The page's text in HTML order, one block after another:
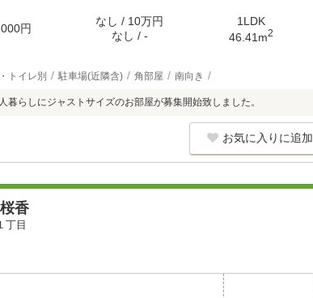
円
なし / 10万円
なし / -
1LDK
46.41m2
トイレ別 駐車場(近隣含) 角部屋 南向き
暮らしにジャストサイズのお部屋が募集開始致しました。
お気に入りに追加
香
丁目